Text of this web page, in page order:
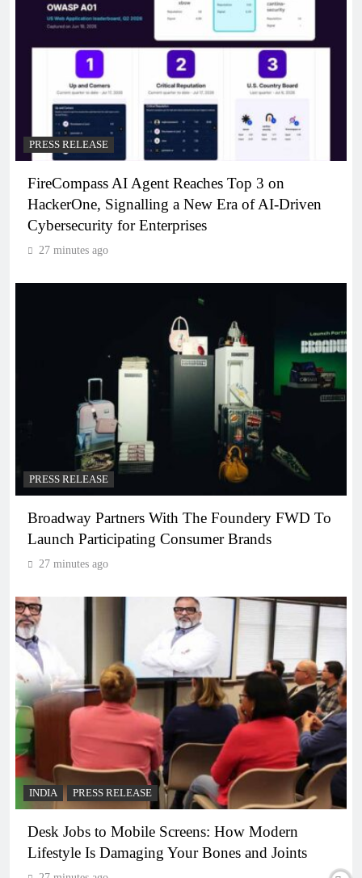
PRESS RELEASE
FireCompass AI Agent Reaches Top 3 on
HackerOne, Signalling a New Era of AI-Driven
Cybersecurity for Enterprises
27 minutes ago
PRESS RELEASE
Broadway Partners With The Foundery FWD To
Launch Participating Consumer Brands
27 minutes ago
INDIA PRESS RELEASE
Desk Jobs to Mobile Screens: How Modern
Lifestyle Is Damaging Your Bones and Joints